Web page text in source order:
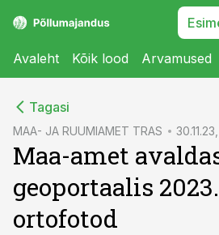
Avaleht Kõik lood Arvamused
Tagasi
MAA- JA RUUMIAMET TRAS
Maa-amet
geoportaalis
ortofotod